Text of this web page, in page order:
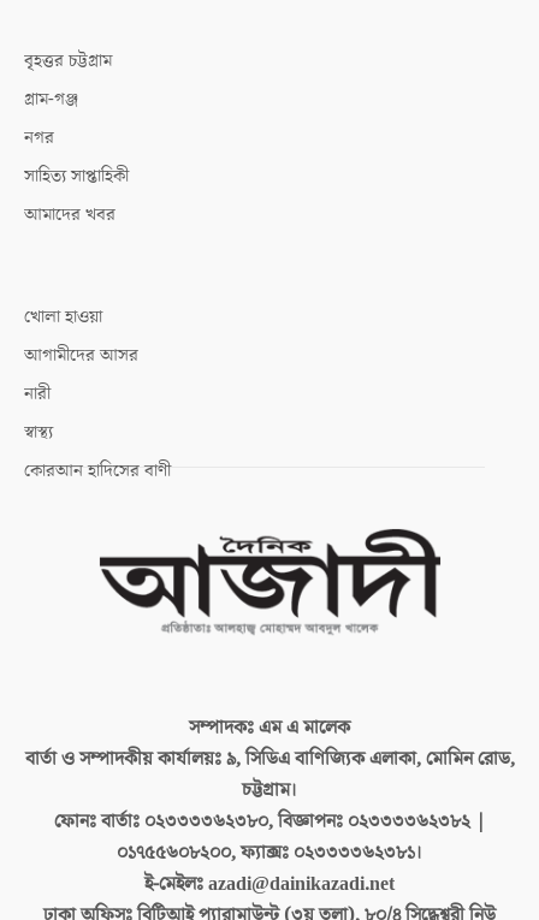
বৃহত্তর চট্টগ্রাম
গ্রাম-গঞ্জ
নগর
সাহিত্য সাপ্তাহিকী
আমাদের খবর
খোলা হাওয়া
আগামীদের আসর
নারী
স্বাস্থ্য
কোরআন হাদিসের বাণী
সম্পাদকঃএম এ মালেক
বার্তা ও সম্পাদকীয় কার্যালয়ঃ৯, সিডিএ বাণিজ্যিক এলাকা, মোমিন রোড,
চট্টগ্রাম।
ফোনঃ বার্তাঃ ০২৩৩৩৩৬২৩৮০, বিজ্ঞাপনঃ ০২৩৩৩৩৬২৩৮২ |
০১৭৫৫৬০৮২০০, ফ্যাক্সঃ ০২৩৩৩৩৬২৩৮১।
ই-মেইলঃazadi@dainikazadi.net